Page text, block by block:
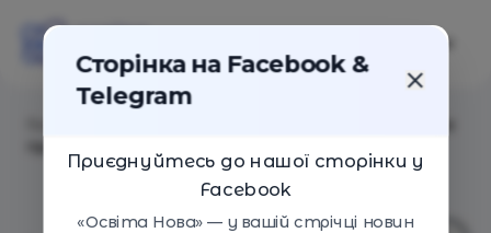
Сторінка на Facebook &
Telegram
Приєднуйтесь до нашої сторінки у
Facebook
«Освіта Нова» — у вашій стрічці новин